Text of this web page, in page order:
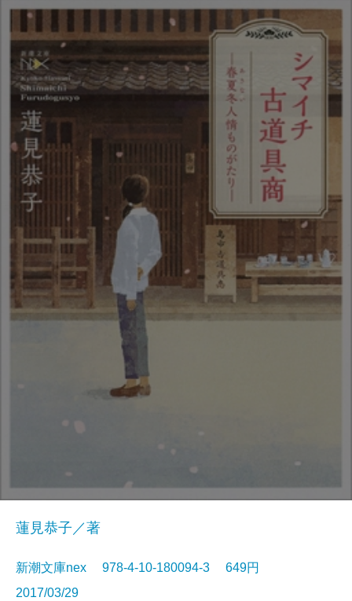
蓮見恭子／著
新潮文庫nex 978-4-10-180094-3 649円
2017/03/29